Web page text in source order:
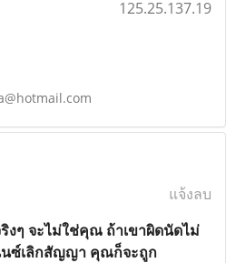
125.25.137.19
แจ้งลบ
งๆ จะไม่ใช่คุณ ถ้าเขาผิดนัดไม่
ซ์เลิกสัญญา คุณก็จะถูก